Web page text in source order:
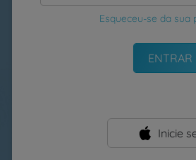
Esqueceu-se da sua
Inicie